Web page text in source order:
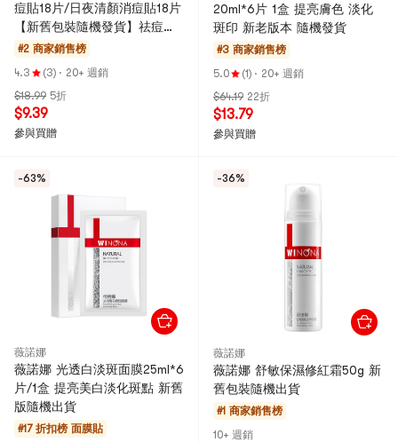
痘貼18片/日夜清顏消痘貼18片
【新舊包裝隨機發貨】祛痘清
痘 日夜綜合片 新老包裝隨機
#2 商家銷售榜
4.3
(3) · 20+ 週銷
$18.99 5折
$9.39
參與買贈
20ml*6片 1盒 提亮膚色 淡化
斑印 新老版本 隨機發貨
#3 商家銷售榜
5.0
(1) · 20+ 週銷
$64.19 22折
$13.79
參與買贈
-63%
薇諾娜
薇諾娜 光透白淡斑面膜25ml*6
片/1盒 提亮美白淡化斑點 新舊
版隨機出貨
#17 折扣榜 面膜貼
-36%
薇諾娜
薇諾娜 舒敏保濕修紅霜50g 新
舊包裝隨機出貨
#1 商家銷售榜
10+ 週銷